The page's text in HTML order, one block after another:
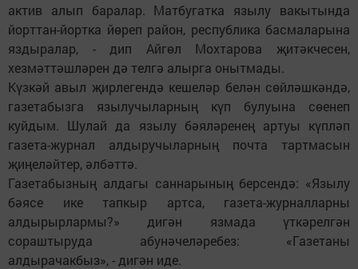
актив алып баралар. Матбугатка язылу вакытында
йорттан-йортка йөреп район, республика басмаларына
яздыралар, - дип Айгөл Мохтарова җитәкчесен,
хезмәттәшләрен дә телгә алырга онытмады.
Күзкәй авыл җирлегендә кешеләр белән сөйләшкәндә,
газетабызга язылучыларның күп булуына сөенеп
куйдым. Шулай да язылу бәяләренең артуы күпләп
газета-журнал алдыручыларның почта тартмасын
җиңеләйтер, әлбәттә.
Газетабызның алдагы саннарының берсендә: «Язылу
бәясе ике тапкыр артса, газета-журналларны
алдырырлармы?» дигән язмада үткәрелгән
сораштыруда абунәчеләребез: «Газетаны
алдырачакбыз», - дигән иде.